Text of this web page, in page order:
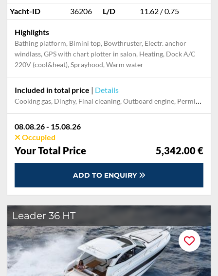
Yacht-ID
36206 L/D 11.62 / 0.75
Highlights
Bathing platform, Bimini top, Bowthruster, Electr. anchor
windlass, GPS with chart plotter in salon, Heating, Dock A/C
220V (cool&heat), Sprayhood, Warm water
Included in total price | Details
Cooking gas, Dinghy, Final cleaning, Outboard engine, Permit / Transitlog, Pillow, blanket, sheets, duvet cover, Towel, WiFi internet on board
08.08.26 - 15.08.26
Occupied
Your Total Price 5,342.00 €
ADD TO ENQUIRY
Leader 36 HT